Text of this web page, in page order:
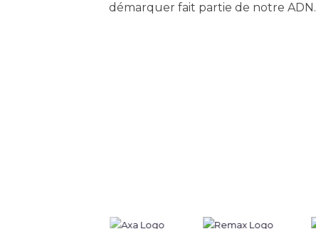
démarquer fait partie de notre ADN.